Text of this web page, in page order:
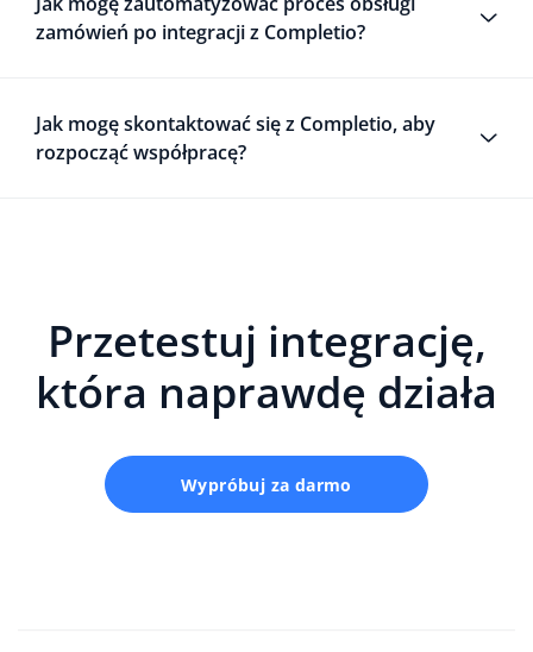
zamówień po integracji z Completio?
Jak mogę skontaktować się z Completio, aby
rozpocząć współpracę?
Przetestuj integrację,
która naprawdę działa
Wypróbuj za darmo